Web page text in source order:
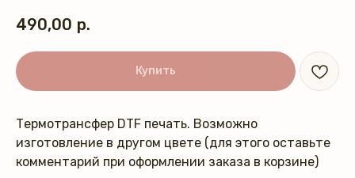
490,00 р.
Купить
Термотрансфер DTF печать. Возможно
изготовление в другом цвете (для этого оставьте
комментарий при оформлении заказа в корзине)